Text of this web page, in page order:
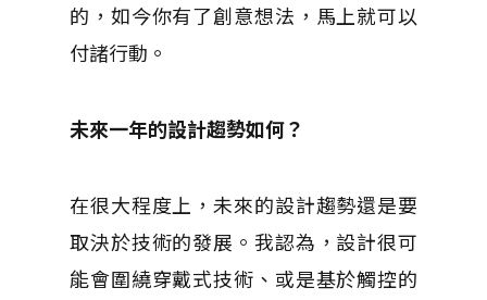
的，如今你有了創意想法，馬上就可以
付諸行動。
未來一年的設計趨勢如何？
在很大程度上，未來的設計趨勢還是要
取決於技術的發展。 我認為，設計很可
能會圍繞穿戴式技術、或是基於觸控的